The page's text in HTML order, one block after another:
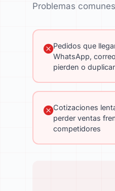
Problemas
Pedidos que
WhatsApp,
pierden o
Cotizaciones
perder ventas
competidores